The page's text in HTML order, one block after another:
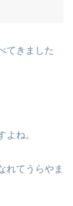
てきました
よね。
れてうらやま